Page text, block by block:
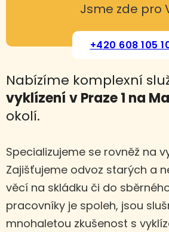
Jsme zde pro
+420 608 105
Nabízíme komplexní
vyklízení v Praze 1 na
okolí.
Specializujeme se rovněž na
Zajišťujeme odvoz starých a
věcí na skládku či do
pracovníky je spoleh, jsou
mnohaletou zkušenost s